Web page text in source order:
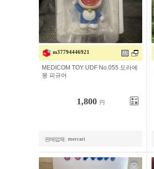
m37794446921
MEDICOM TOY UDF No.055 도라에
몽 피규어
1,800 円
판매업체 mercari